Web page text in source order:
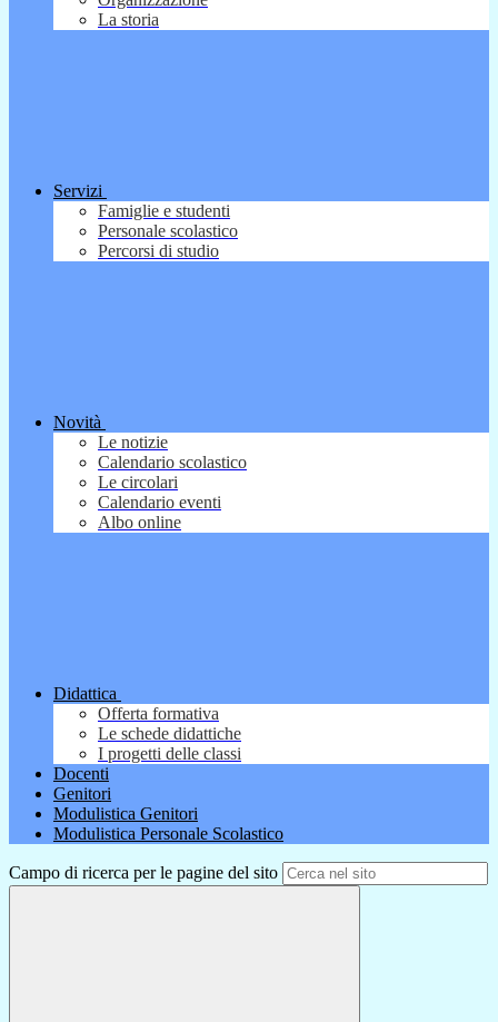
La storia
Servizi
Famiglie e studenti
Personale scolastico
Percorsi di studio
Novità
Le notizie
Calendario scolastico
Le circolari
Calendario eventi
Albo online
Didattica
Offerta formativa
Le schede didattiche
I progetti delle classi
Docenti
Genitori
Modulistica Genitori
Modulistica Personale Scolastico
Campo di ricerca per le pagine del sito